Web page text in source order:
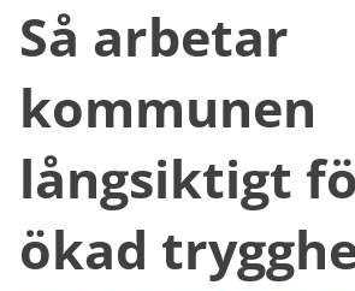
Så arbetar
kommunen
långsiktigt
ökad